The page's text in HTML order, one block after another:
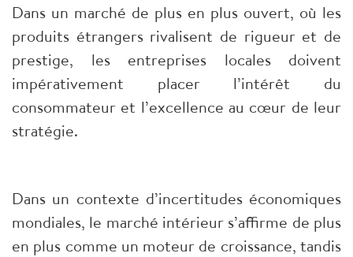
Dans un marché de plus en plus ouvert, où les
produits étrangers rivalisent de rigueur et de
prestige, les entreprises locales doivent
impérativement placer l’intérêt du
consommateur et l’excellence au cœur de leur
stratégie.
Dans un contexte d’incertitudes économiques
mondiales, le marché intérieur s’affirme de plus
en plus comme un moteur de croissance, tandis